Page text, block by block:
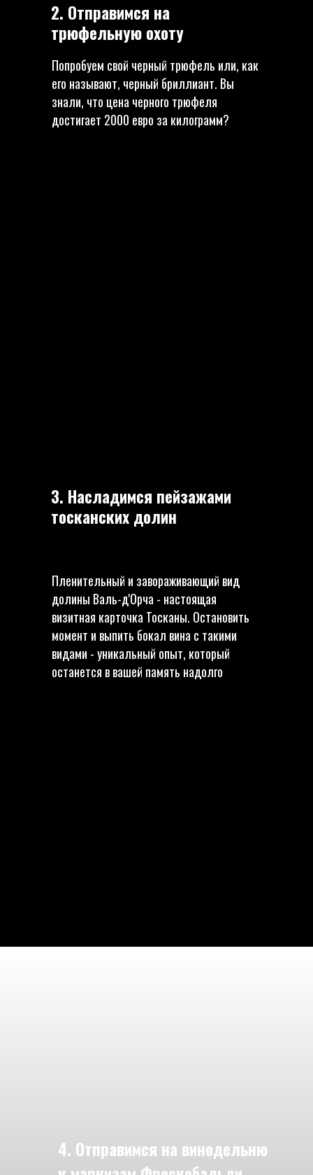
Попробуем свой черный трюфель или, как
его называют, черный бриллиант. Вы
знали, что цена черного трюфеля
достигает 2000 евро за килограмм?
2. Отправимся на
трюфельную охоту
3. Насладимся пейзажами
тосканских долин
Пленительный и завораживающий вид
долины Валь-д'Орча - настоящая
визитная карточка Тосканы. Остановить
момент и выпить бокал вина с такими
видами - уникальный опыт, который
останется в вашей память надолго
4. Отправимся на винодельню